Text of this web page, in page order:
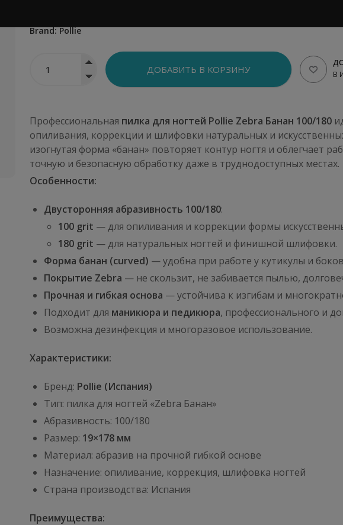
Brand:Pollie
В
Профессиональная пилка для ногтей Pollie Zebra Банан 100/180
опиливания, коррекции и шлифовки натуральных и
изогнутая форма «банан» повторяет контур ногтя и облегчает
точную и безопасную обработку даже в труднодоступных местах.
Особенности:
Двусторонняя абразивность 100/180:
100 grit — для опиливания и коррекции формы
180 grit — для натуральных ногтей и финишной шлифовки.
Форма банан (curved) — удобна при работе у кутикулы и
Покрытие Zebra — не скользит, не забивается пылью,
Прочная и гибкая основа — устойчива к изгибам и
Подходит для маникюра и педикюра, профессионального и
Возможна дезинфекция и многоразовое использование.
Характеристики:
Бренд: Pollie (Испания)
Тип: пилка для ногтей «Zebra Банан»
Абразивность: 100/180
Размер: 19×178 мм
Материал: абразив на прочной гибкой основе
Назначение: опиливание, коррекция, шлифовка ногтей
Страна производства: Испания
Преимущества: